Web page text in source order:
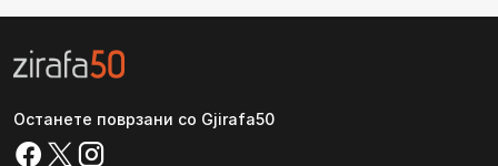
Останете поврзани со Gjirafa50